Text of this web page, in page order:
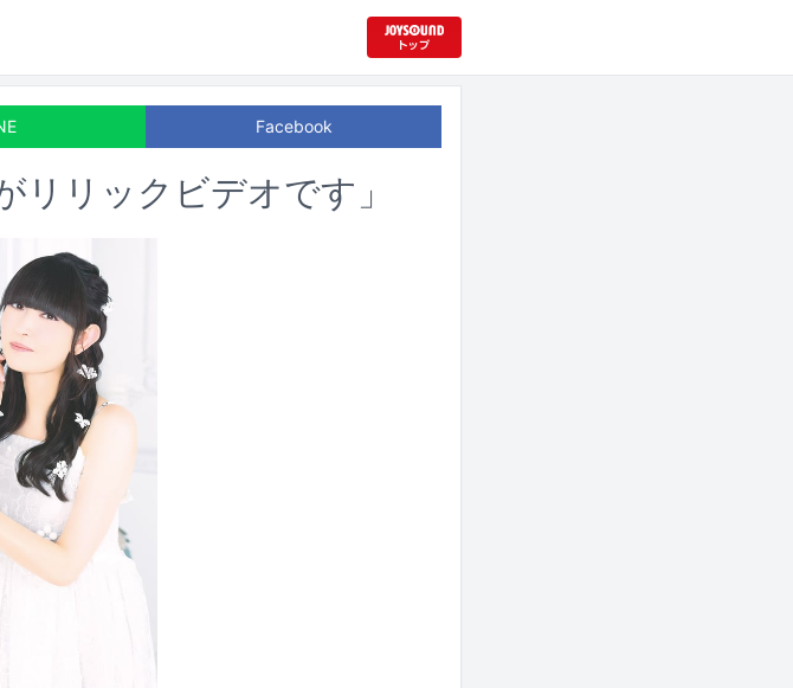
Facebook
リリックビデオです」